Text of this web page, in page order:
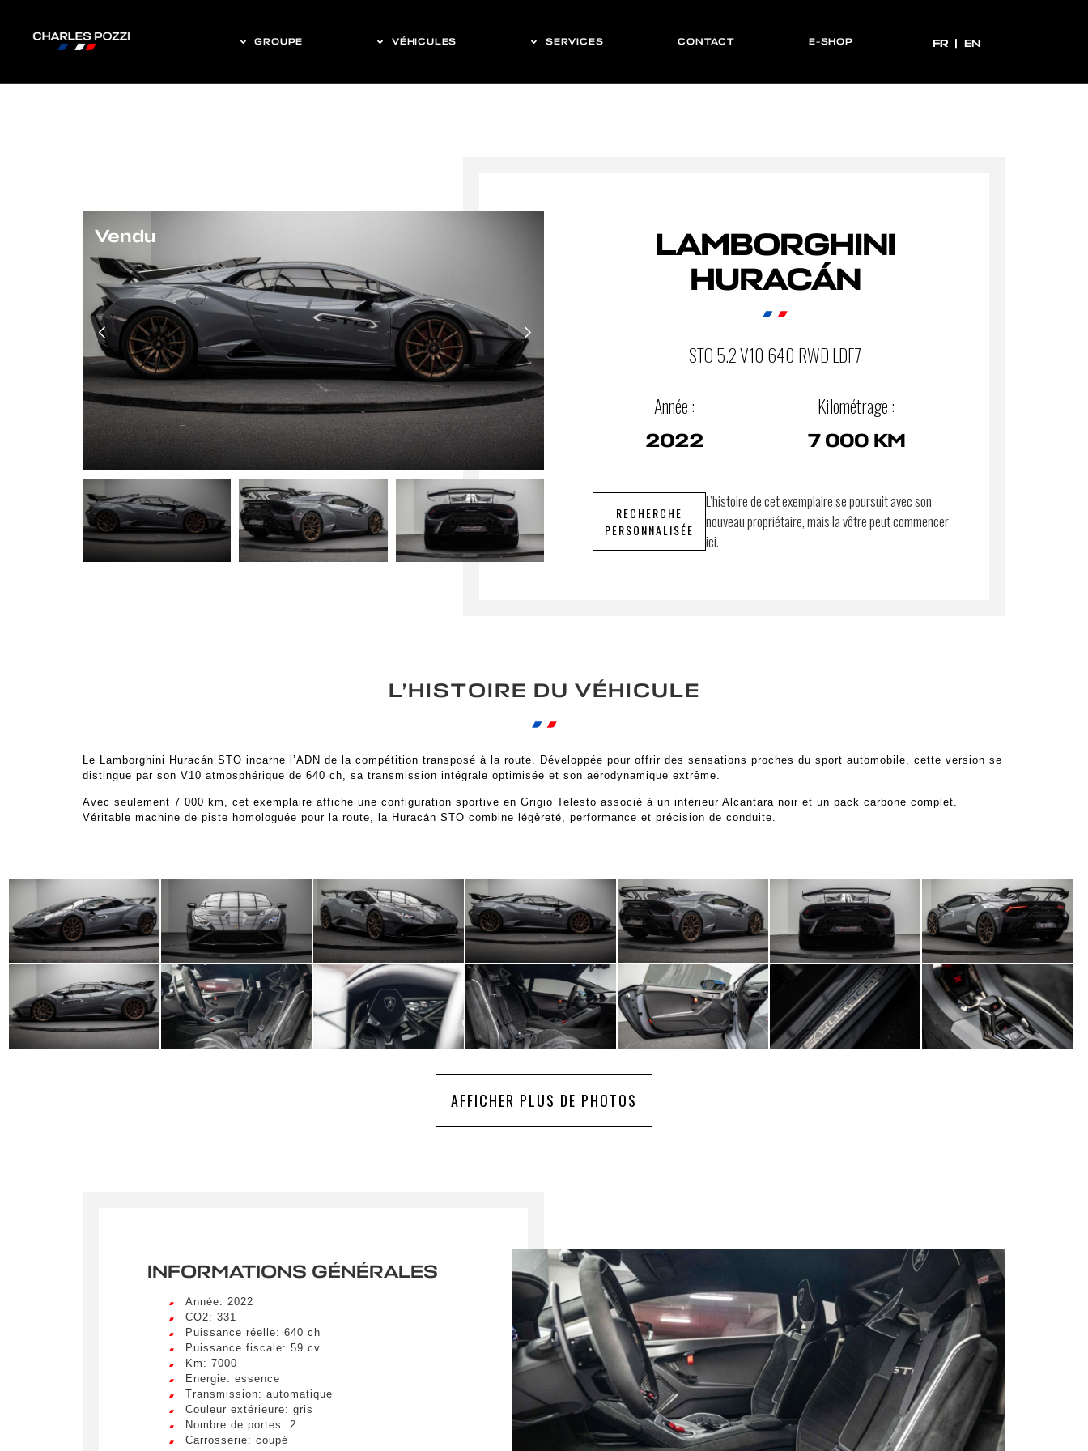
GROUPE VÉHICULES SERVICES CONTACT E-SHOP FR
FR EN
Vendu
LAMBORGHINI
HURACÁN
STO 5.2 V10 640 RWD LDF7
Année :
2022
Kilométrage :
7 000 KM
RECHERCHE
PERSONNALISÉE
L’histoire de cet exemplaire se poursuit avec son
nouveau propriétaire, mais la vôtre peut commencer
ici.
Créer une alerte
LIVRAISON PARTOUT EN FRANCE
L’HISTOIRE DU VÉHICULE
Le Lamborghini Huracán STO incarne l’ADN de la compétition transposé à la route. Développée pour offrir des sensations proches du sport automobile, cette version se
distingue par son V10 atmosphérique de 640 ch, sa transmission intégrale optimisée et son aérodynamique extrême.
Avec seulement 7 000 km, cet exemplaire affiche une configuration sportive en Grigio Telesto associé à un intérieur Alcantara noir et un pack carbone complet.
Véritable machine de piste homologuée pour la route, la Huracán STO combine légèreté, performance et précision de conduite.
AFFICHER PLUS DE PHOTOS
INFORMATIONS GÉNÉRALES
Année: 2022
CO2: 331
Puissance réelle: 640 ch
Puissance fiscale: 59 cv
Km: 7000
Energie: essence
Transmission: automatique
Couleur extérieure: gris
Nombre de portes: 2
Carrosserie: coupé